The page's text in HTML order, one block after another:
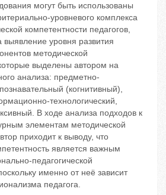
могут быть использованы
уровневого комплекса
компетентности педагогов,
выявление уровня развития
методической
выделены автором на
анализа: предметно-
(когнитивный),
технологический,
В ходе анализа подходов к
элементам методической
приходит к выводу, что
является важным
педагогической
именно от неё зависит
педагога.